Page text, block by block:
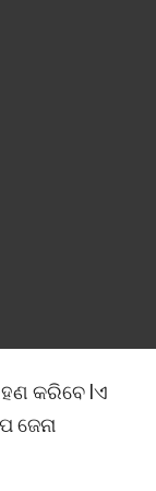
କରିବେ lଏ
ଜେନା